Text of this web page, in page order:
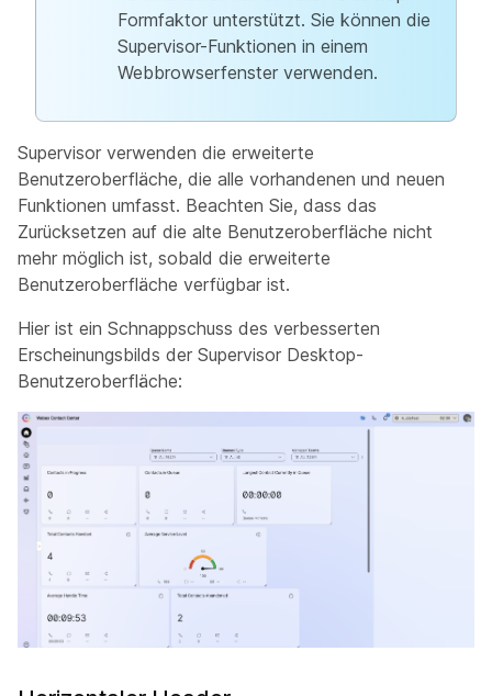
Formfaktor unterstützt. Sie können die
Supervisor-Funktionen in einem
Webbrowserfenster verwenden.
Supervisor verwenden die erweiterte
Benutzeroberfläche, die alle vorhandenen und neuen
Funktionen umfasst. Beachten Sie, dass das
Zurücksetzen auf die alte Benutzeroberfläche nicht
mehr möglich ist, sobald die erweiterte
Benutzeroberfläche verfügbar ist.
Hier ist ein Schnappschuss des verbesserten
Erscheinungsbilds der Supervisor Desktop-
Benutzeroberfläche: